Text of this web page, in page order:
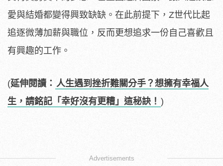
愛與結婚都變得興致缺缺。在此前提下，Z世代比起
追逐微薄加薪與職位，反而更想追求一份自己喜歡且
有興趣的工作。
(延伸閱讀： 人生遇到挫折難關分手？想擁有幸福人
生，請銘記「幸好沒有更糟」這秘訣！ )
Advertisements